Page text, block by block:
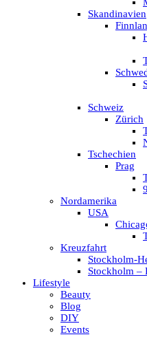
Skandinavien
Schweiz
Zürich
Tschechien
Prag
Nordamerika
USA
Kreuzfahrt
Stockholm-
Stockholm –
Lifestyle
Beauty
Blog
DIY
Events